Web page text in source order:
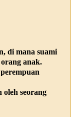
di mana suami
anak.
oleh seorang